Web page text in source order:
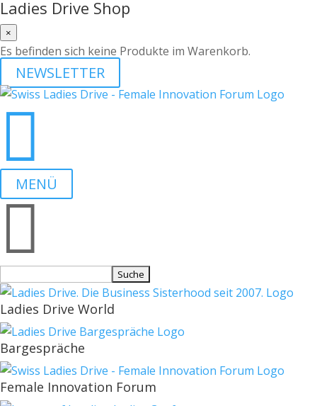
Ladies Drive Shop
×
Es befinden sich keine Produkte im Warenkorb.
NEWSLETTER

MENÜ

nach:
Ladies Drive World
Bargespräche
Female Innovation Forum